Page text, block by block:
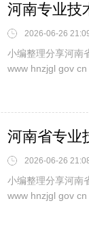
2026-06-26
小编整理分享河南
www hnzjgl gov
2026-06-26
小编整理分享河南
www hnzjgl gov